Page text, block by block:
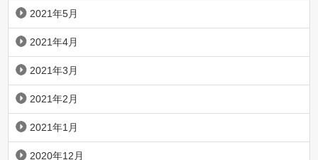
2021年5月
2021年4月
2021年3月
2021年2月
2021年1月
2020年12月